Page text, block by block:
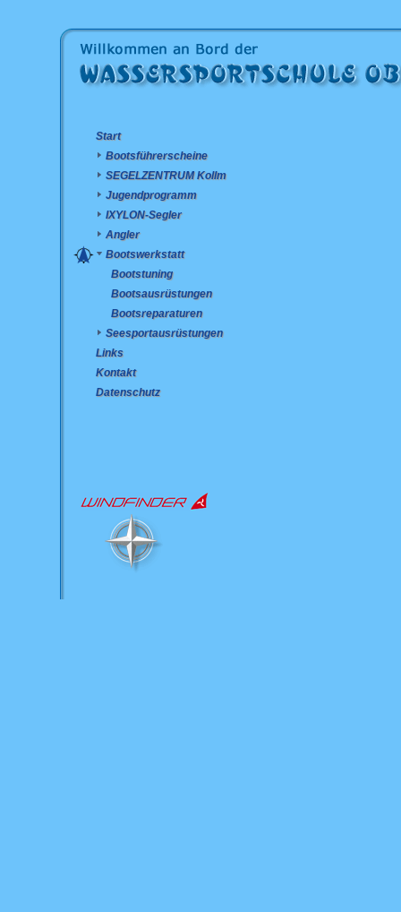
Start
Bootsführerscheine
SEGELZENTRUM Kollm
Jugendprogramm
IXYLON-Segler
Angler
Bootswerkstatt
Bootstuning
Bootsausrüstungen
Bootsreparaturen
Seesportausrüstungen
Links
Kontakt
Datenschutz